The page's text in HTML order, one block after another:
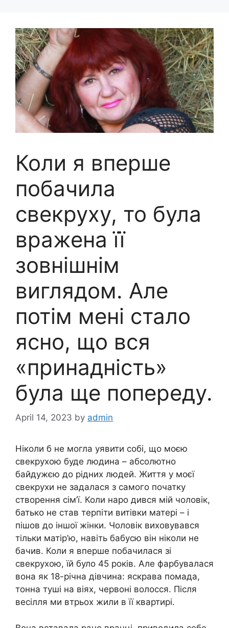
Коли я вперше
побачила
свекруху, то була
вражена її
зовнішнім
виглядом. Але
потім мені стало
ясно, що вся
«принадність»
була ще попереду.
April 14, 2023 by admin
Ніколи б не могла уявити собі, що моєю
свекрухою буде людина – абсолютно
байдужєю до рідних людей. Життя у моєї
свекрухи не задалася з самого початку
створення сім’ї. Коли наро дився мій чоловік,
батько не став терпіти витівки матері – і
пішов до іншої жінки. Чоловік виховувався
тільки матір’ю, навіть бабусю він ніколи не
бачив. Коли я вперше побачилася зі
свекрухою, їй було 45 років. Але фарбувалася
вона як 18-річна дівчина: яскрава помада,
тонна туші на віях, червоні волосся. Після
весілля ми втрьох жили в її квартирі.